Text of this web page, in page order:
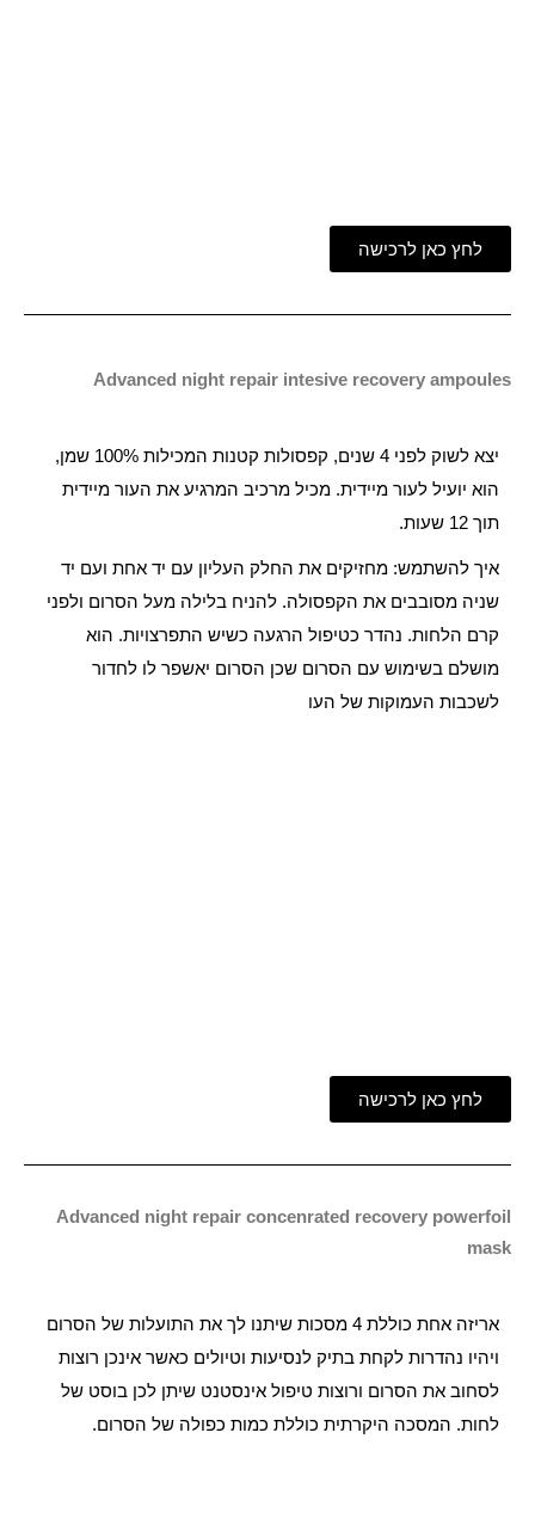
לחץ כאן לרכישה
Advanced night repair intesive recovery ampoules
יצא לשוק לפני 4 שנים, קפסולות קטנות המכילות 100% שמן,
הוא יועיל לעור מיידית. מכיל מרכיב המרגיע את העור מיידית
תוך 12 שעות.
איך להשתמש: מחזיקים את החלק העליון עם יד אחת ועם יד
שניה מסובבים את הקפסולה. להניח בלילה מעל הסרום ולפני
קרם הלחות. נהדר כטיפול הרגעה כשיש התפרצויות. הוא
מושלם בשימוש עם הסרום שכן הסרום יאשפר לו לחדור
לשכבות העמוקות של העו
לחץ כאן לרכישה
Advanced night repair concenrated recovery powerfoil
mask
אריזה אחת כוללת 4 מסכות שיתנו לך את התועלות של הסרום
ויהיו נהדרות לקחת בתיק לנסיעות וטיולים כאשר אינכן רוצות
לסחוב את הסרום ורוצות טיפול אינסטנט שיתן לכן בוסט של
לחות. המסכה היקרתית כוללת כמות כפולה של הסרום.